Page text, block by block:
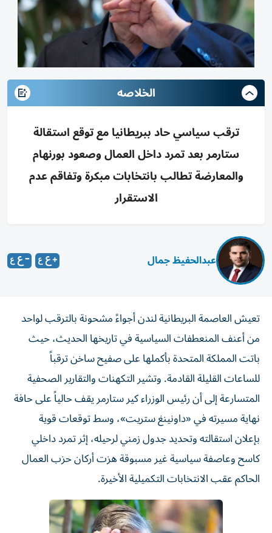
الخلاصه
ترقب سياسي حاد ببريطانيا مع توقع استقالة
ستارمر بعد تمرد داخل العمال وصعود بورنهام
والمعارضة تطالب بانتخابات مبكرة وتفاقم عدم
الاستقرار
عبدالحفيظ جمال
تعيش العاصمة البريطانية لندن أجواءً مشحونة بالترقب لواحد
من أعنف المنعطفات السياسية في تاريخها الحديث، حيث
باتت المملكة المتحدة بأكملها على صفيح ساخن ترقباً
للساعات القليلة القادمة. وتشير التكهنات والتقارير الصحفية
المتسارعة إلى أن رئيس الوزراء كير ستارمر يقف حالياً على حافة
نهاية مسيرته في «داونينغ ستريت»، وسط توقعات قوية
بإعلان استقالته وتحديد جدول زمني لرحيله، إثر تمرد داخلي
كاسح وعاصفة سياسية غير مسبوقة هزت أركان حزب العمال
الحاكم عقب الانتخابات التكميلية الأخيرة.